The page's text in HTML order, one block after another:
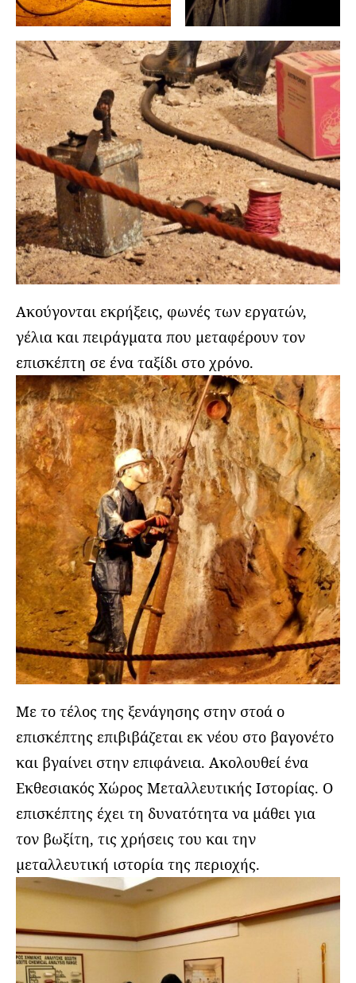
Ακούγονται εκρήξεις, φωνές των εργατών,
γέλια και πειράγματα που μεταφέρουν τον
επισκέπτη σε ένα ταξίδι στο χρόνο.
Με το τέλος της ξενάγησης στην στοά ο
επισκέπτης επιβιβάζεται εκ νέου στο βαγονέτο
και βγαίνει στην επιφάνεια. Ακολουθεί ένα
Εκθεσιακός Χώρος Μεταλλευτικής Ιστορίας. Ο
επισκέπτης έχει τη δυνατότητα να μάθει για
τον βωξίτη, τις χρήσεις του και την
μεταλλευτική ιστορία της περιοχής.